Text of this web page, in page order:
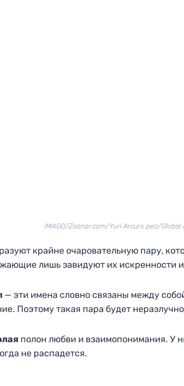
IMAGO/Zoonar.com/Yuri Arcurs peo/Global
крайне очаровательную пару,
лишь завидуют их искренности
— эти имена словно связаны между
Поэтому такая пара будет
полон любви и взаимопонимания. У
не распадется.